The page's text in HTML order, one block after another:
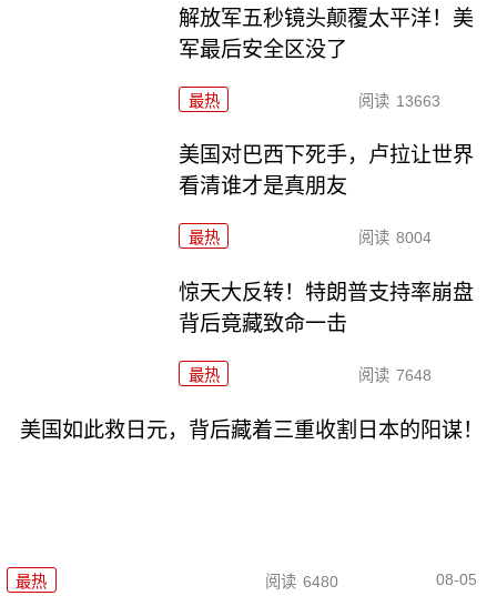
解放军五秒镜头颠覆太平洋！美
军最后安全区没了
最热 阅读 13663
美国对巴西下死手，卢拉让世界
看清谁才是真朋友
最热 阅读 8004
惊天大反转！特朗普支持率崩盘
背后竟藏致命一击
最热 阅读 7648
美国如此救日元，背后藏着三重收割日本的阳谋！
最热 阅读 6480 08-05